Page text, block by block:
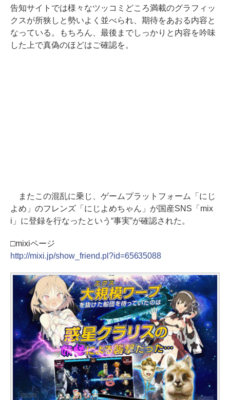
告知サイトでは様々なツッコミどころ満載のグラフィッ
クスが所狭しと勢いよく並べられ、期待をあおる内容と
なっている。もちろん、最後までしっかりと内容を吟味
した上で真偽のほどはご確認を。
またこの混乱に乗じ、ゲームプラットフォーム「にじ
よめ」のフレンズ「にじよめちゃん」が国産SNS「mix
i」に登録を行なったという“事実”が確認された。
□mixiページ
http://mixi.jp/show_friend.pl?id=65635088